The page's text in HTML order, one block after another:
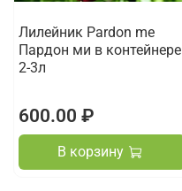
Лилейник Pardon me
Пардон ми в контейнере
2-3л
600.00 ₽
В корзину